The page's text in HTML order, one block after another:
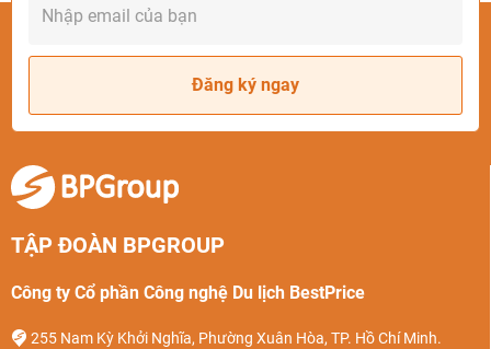
Đăng ký ngay
TẬP ĐOÀN BPGROUP
Công ty Cổ phần Công nghệ Du lịch BestPrice
255 Nam Kỳ Khởi Nghĩa, Phường Xuân Hòa, TP. Hồ Chí Minh.